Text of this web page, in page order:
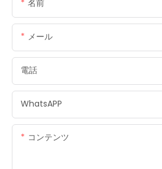
名前
メール
電話
WhatsAPP
コンテンツ